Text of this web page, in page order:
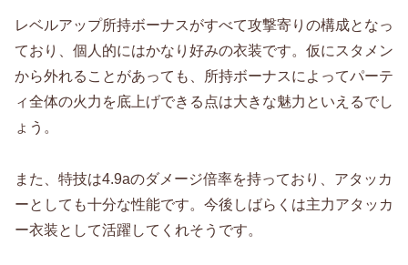
レベルアップ所持ボーナスがすべて攻撃寄りの構成となっ
ており、個人的にはかなり好みの衣装です。仮にスタメン
から外れることがあっても、所持ボーナスによってパーテ
ィ全体の火力を底上げできる点は大きな魅力といえるでし
ょう。
また、特技は4.9aのダメージ倍率を持っており、アタッカ
ーとしても十分な性能です。今後しばらくは主力アタッカ
ー衣装として活躍してくれそうです。